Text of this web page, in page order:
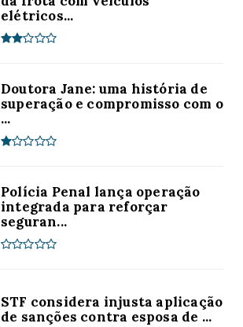
elétricos...
Doutora Jane: uma história de
superação e compromisso com o
...
Polícia Penal lança operação
integrada para reforçar
seguran...
STF considera injusta aplicação
de sanções contra esposa de ...